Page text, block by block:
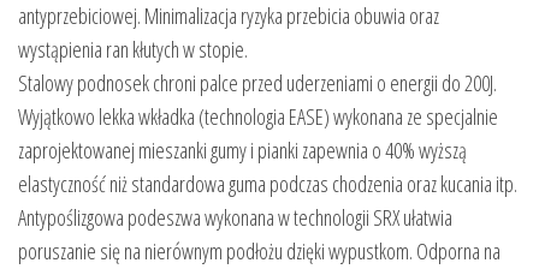
antyprzebiciowej. Minimalizacja ryzyka przebicia obuwia oraz
wystąpienia ran kłutych w stopie.
Stalowy podnosek chroni palce przed uderzeniami o energii do 200J.
Wyjątkowo lekka wkładka (technologia EASE) wykonana ze specjalnie
zaprojektowanej mieszanki gumy i pianki zapewnia o 40% wyższą
elastyczność niż standardowa guma podczas chodzenia oraz kucania itp.
Antypoślizgowa podeszwa wykonana w technologii SRX ułatwia
poruszanie się na nierównym podłożu dzięki wypustkom. Odporna na